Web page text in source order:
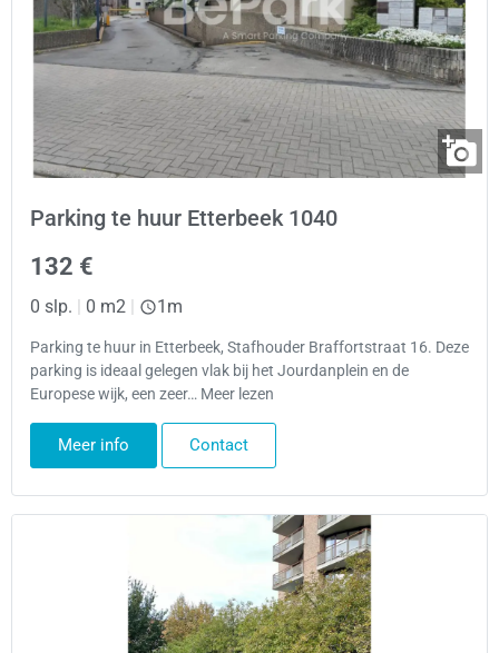
Parking te huur Etterbeek 1040
132 €
0 slp. | 0 m2 | 1m
Parking te huur in Etterbeek, Stafhouder Braffortstraat 16. Deze
parking is ideaal gelegen vlak bij het Jourdanplein en de
Europese wijk, een zeer… Meer lezen
Meer info Contact